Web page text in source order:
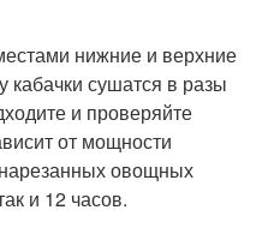
нижние и верхние
кабачки сушатся в разы
и проверяйте
от мощности
овощных
и 12 часов.